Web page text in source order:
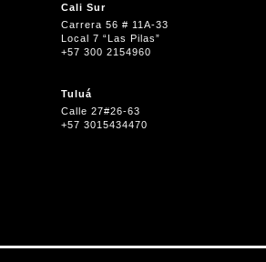
Cali Sur
Carrera 56 # 11A-33
Local 7 “Las Pilas”
+57 300 2154960
Tuluá
Calle 27#26-63
+57 3015434470